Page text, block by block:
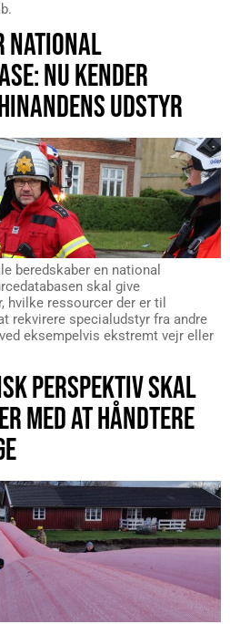
NATIONAL
NU KENDER
UDSTYR
beredskaber en national
skal give
hvilke ressourcer der er til
rekvirere specialudstyr fra andre
eksempelvis ekstremt vejr eller
PERSPEKTIV SKAL
MED AT HÅNDTERE